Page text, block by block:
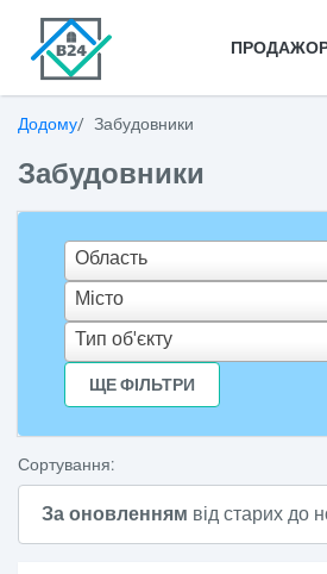
ПРОДАЖ
Додому Забудовники
Забудовники
Область
Місто
Тип об'єкту
ЩЕ ФІЛЬТРИ
Сортування:
За оновленням від старих до